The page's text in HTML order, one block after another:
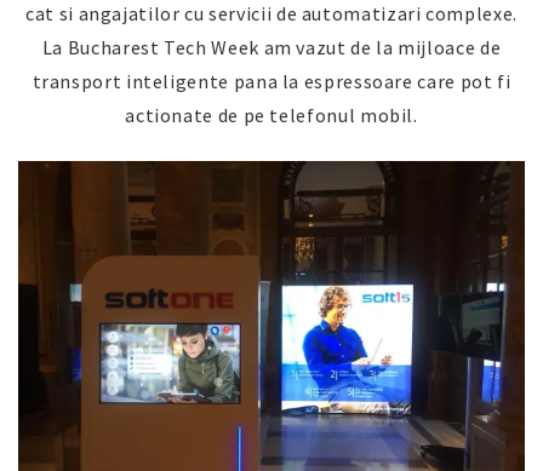
cat si angajatilor cu servicii de automatizari complexe.
La Bucharest Tech Week am vazut de la mijloace de
transport inteligente pana la espressoare care pot fi
actionate de pe telefonul mobil.